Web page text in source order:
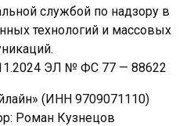
службой по надзору в
технологий и массовых
ЭЛ № ФС 77 — 88622
(ИНН 9709071110)
Роман Кузнецов